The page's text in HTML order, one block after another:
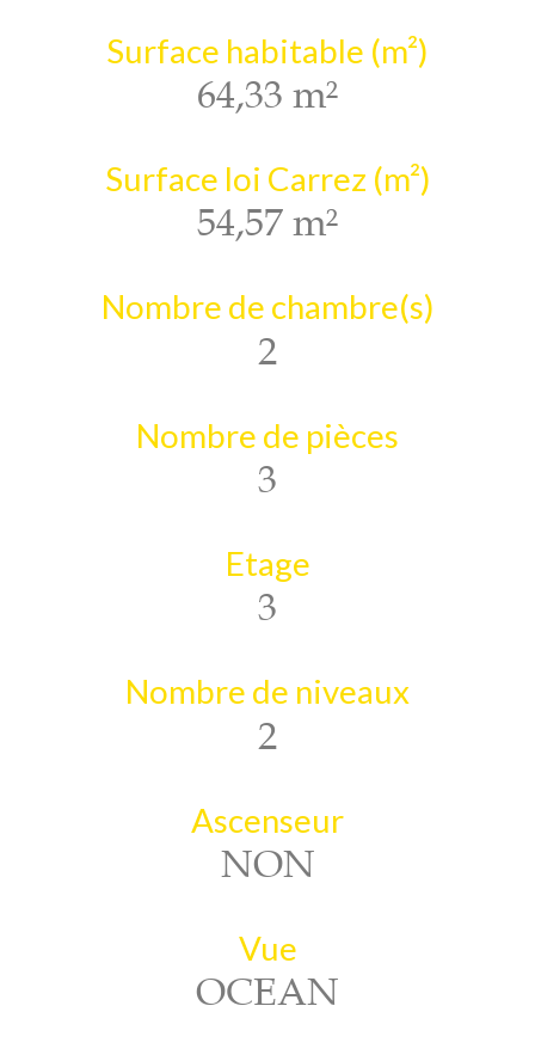
Surface habitable (m²)
64,33 m²
Surface loi Carrez (m²)
54,57 m²
Nombre de chambre(s)
2
Nombre de pièces
3
Etage
3
Nombre de niveaux
2
Ascenseur
NON
Vue
OCEAN